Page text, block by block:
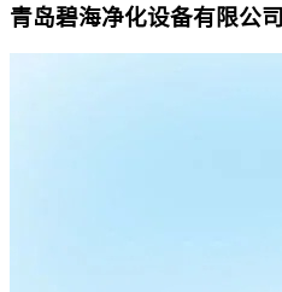
青岛碧海净化设备有限公司